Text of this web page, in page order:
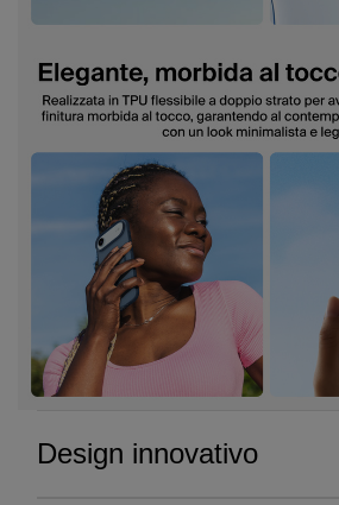
Design innovativo